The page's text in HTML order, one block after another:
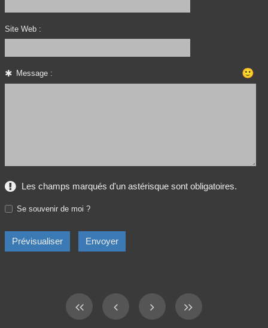
Site Web :
Message : 🙂
Les champs marqués d'un astérisque sont obligatoires.
Se souvenir de moi ?